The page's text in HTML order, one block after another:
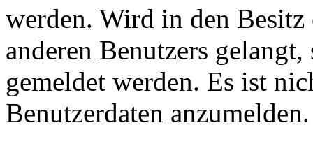
werden. Wird in den Besitz
anderen Benutzers
gemeldet werden. Es ist
Benutzerdaten anzumelden.